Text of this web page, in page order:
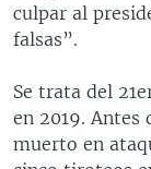
culpar al
falsas”.
Se trata del
en 2019. Antes
muerto en